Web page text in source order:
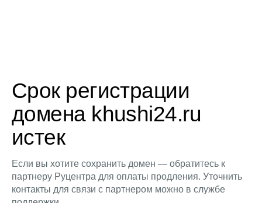
Срок регистрации
домена khushi24.ru
истек
Если вы хотите сохранить домен — обратитесь к
партнеру Руцентра для оплаты продления. Уточнить
контакты для связи с партнером можно в службе